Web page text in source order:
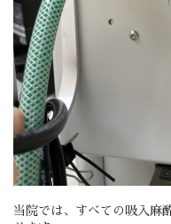
当院では、すべての吸入麻